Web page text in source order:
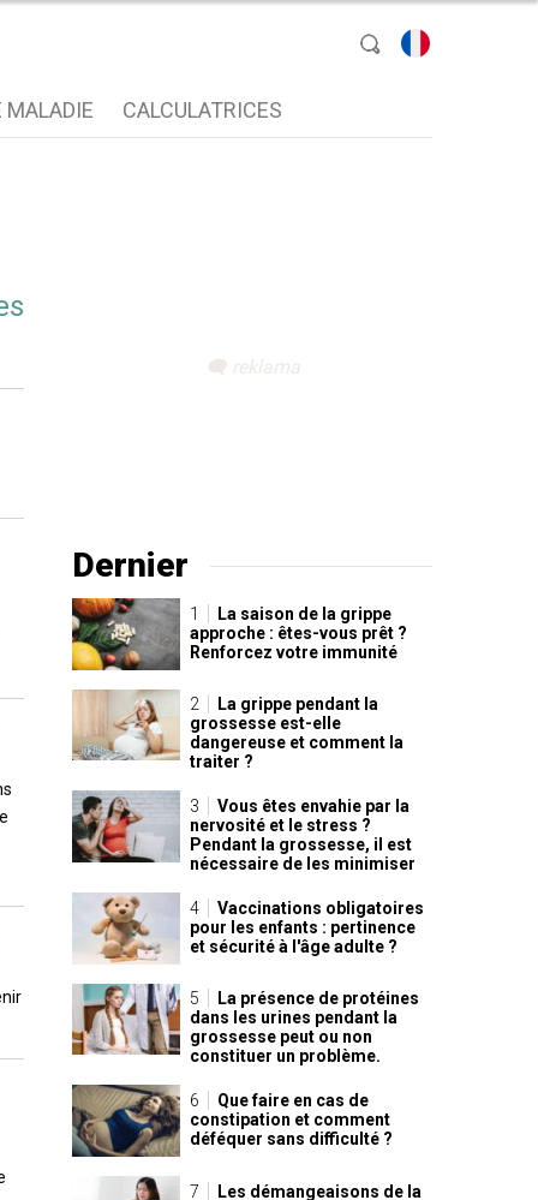
langue
MALADIE CALCULATRICES
Dernier
La saison de la grippe
approche : êtes-vous prêt ?
Renforcez votre immunité
La grippe pendant la
grossesse est-elle
dangereuse et comment la
traiter ?
Vous êtes envahie par la
nervosité et le stress ?
Pendant la grossesse, il est
nécessaire de les minimiser
Vaccinations obligatoires
pour les enfants : pertinence
et sécurité à l'âge adulte ?
La présence de protéines
dans les urines pendant la
grossesse peut ou non
constituer un problème.
Que faire en cas de
constipation et comment
déféquer sans difficulté ?
Les démangeaisons de la